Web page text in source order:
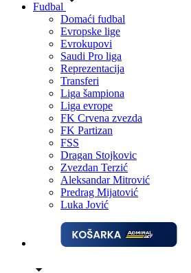
Fudbal
Domaći fudbal
Evropske lige
Evrokupovi
Saudi Pro liga
Reprezentacija
Transferi
Liga šampiona
Liga evrope
FK Crvena zvezda
FK Partizan
FSS
Dragan Stojkovic
Zvezdan Terzić
Aleksandar Mitrović
Predrag Mijatović
Luka Jović